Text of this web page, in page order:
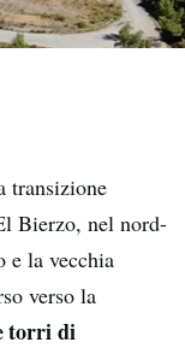
transizione
Bierzo, nel nord-
e la vecchia
verso la
torri di